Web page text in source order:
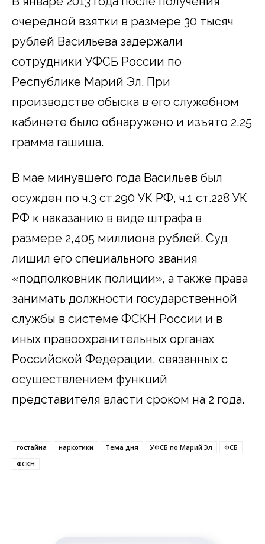
очередной взятки в размере 30 тысяч
рублей Васильева задержали
сотрудники УФСБ России по
Республике Марий Эл. При
производстве обыска в его служебном
кабинете было обнаружено и изъято 2,25
грамма гашиша.
В мае минувшего года Васильев был
осужден по ч.3 ст.290 УК РФ, ч.1 ст.228 УК
РФ к наказанию в виде штрафа в
размере 2,405 миллиона рублей. Суд
лишил его специального звания
«подполковник полиции», а также права
занимать должности государственной
службы в системе ФСКН России и в
иных правоохранительных органах
Российской Федерации, связанных с
осуществлением функций
представителя власти сроком на 2 года.
гостайна наркотики Тема дня УФСБ по Марий Эл
ФСБ
ФСКН